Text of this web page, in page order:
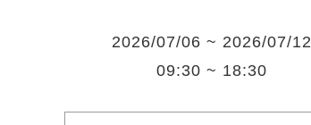
2026/07/06 ~ 2026/07/12
09:30 ~ 18:30